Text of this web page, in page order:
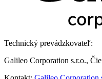
Technický prevádzkovateľ:
Galileo Corporation s.r.o.,